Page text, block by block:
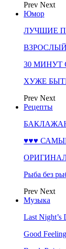
Prev Next
Юмор
ЛУЧШИЕ
ВЗРОСЛЫЙ
30 МИНУТ
ХУЖЕ
Prev Next
Рецепты
♥♥♥
Рыба без
Prev Next
Музыка
Last Night’s
Good